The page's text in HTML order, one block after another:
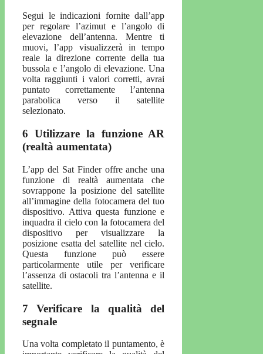
Segui le indicazioni fornite dall’app
per regolare l’azimut e l’angolo di
elevazione dell’antenna. Mentre ti
muovi, l’app visualizzerà in tempo
reale la direzione corrente della tua
bussola e l’angolo di elevazione. Una
volta raggiunti i valori corretti, avrai
puntato correttamente l’antenna
parabolica verso il satellite
selezionato.
6 Utilizzare la funzione AR
(realtà aumentata)
L’app del Sat Finder offre anche una
funzione di realtà aumentata che
sovrappone la posizione del satellite
all’immagine della fotocamera del tuo
dispositivo. Attiva questa funzione e
inquadra il cielo con la fotocamera del
dispositivo per visualizzare la
posizione esatta del satellite nel cielo.
Questa funzione può essere
particolarmente utile per verificare
l’assenza di ostacoli tra l’antenna e il
satellite.
7 Verificare la qualità del
segnale
Una volta completato il puntamento, è